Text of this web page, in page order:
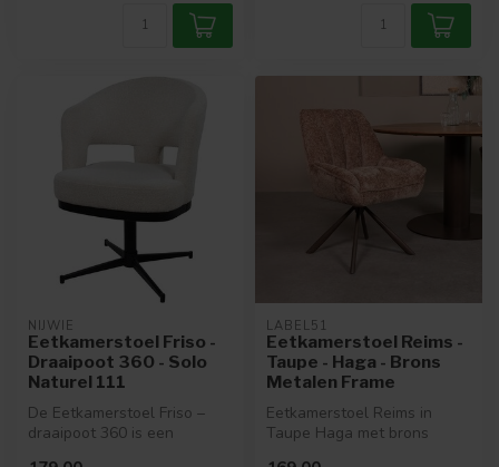
NIJWIE
Eetkamerstoel Friso -
Draaipoot 360 - Solo
Naturel 111
De Eetkamerstoel Friso –
draaipoot 360 is een
LABEL51
Eetkamerstoel Reims -
Taupe - Haga - Brons
Metalen Frame
Eetkamerstoel Reims in
Taupe Haga met brons